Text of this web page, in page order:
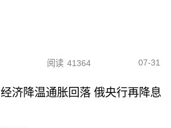
阅读 41364 07-31
经济降温通胀回落 俄央行再降息